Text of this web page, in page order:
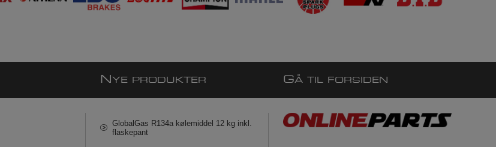
N YE PRODUKTER
GlobalGas R134a kølemiddel 12 kg inkl.
flaskepant
GÅ TIL FORSIDEN